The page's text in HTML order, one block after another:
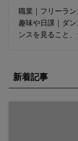
職業｜フリーラン
趣味や日課｜ダ
ンスを見ること
新着記事